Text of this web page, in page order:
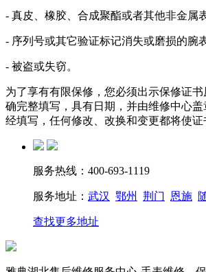
- 真皮、橡胶、合成聚酯或者其他非金属
- 序列号或其它验证标记消失或磨损的腕
- 被盗或失窃。
为了享有有限保修，您必须出示保修证
确完整填写，具有日期，并由维修中心
经填写，任何修改、改换和变更都将使证
服务热线：400-693-1119
服务地址： 武汉 鄂州 荆门 恩施
查找更多地址